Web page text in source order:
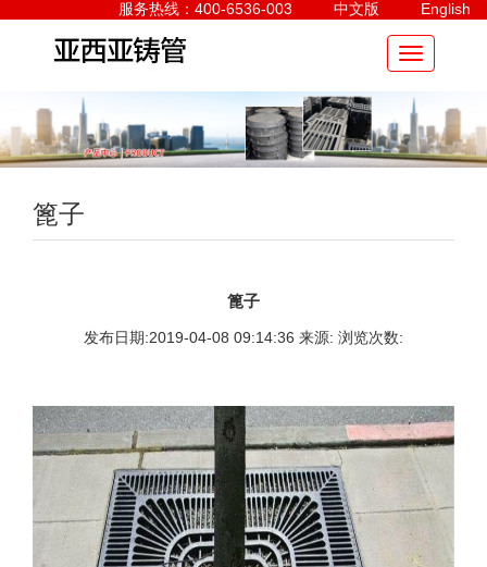
服务热线：400-6536-003 中文版 English
篦子
篦子
发布日期:2019-04-08 09:14:36 来源: 浏览次数: